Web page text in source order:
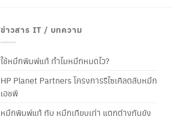
ข่าวสาร IT / บทความ
ใช้หมึกพิมพ์แท้ ทำไมหมึกหมดไว?
HP Planet Partners โครงการรีไซเคิลตลับหมึก
เอชพี
หมึกพิมพ์แท้ กับ หมึกเทียบเท่า แตกต่างกันยัง